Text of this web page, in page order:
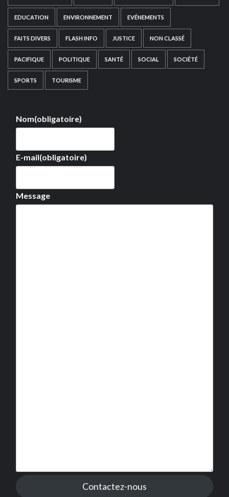
EDUCATION ENVIRONNEMENT EVÉNEMENTS
FAITS DIVERS FLASH INFO JUSTICE NON CLASSÉ
PACIFIQUE POLITIQUE SANTÉ SOCIAL SOCIÉTÉ
SPORTS TOURISME
Nom(obligatoire)
E-mail(obligatoire)
Message
Contactez-nous